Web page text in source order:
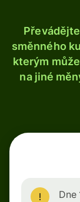
směnného
kterým
na jiné
Dne